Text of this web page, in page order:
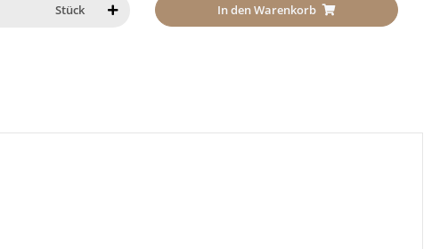
Stück In den Warenkorb